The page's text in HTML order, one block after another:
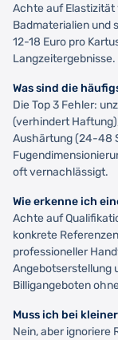
Achte auf Elastizität
Badmaterialien und
12-18 Euro pro
Langzeitergebnisse.
Was sind die
Die Top 3 Fehler:
(verhindert
Aushärtung (24-48
oft vernachlässigt.
Wie erkenne ich
Achte auf
konkrete
professioneller
Angebotserstellung
Billigangeboten
Muss ich bei
Nein, aber ignoriere